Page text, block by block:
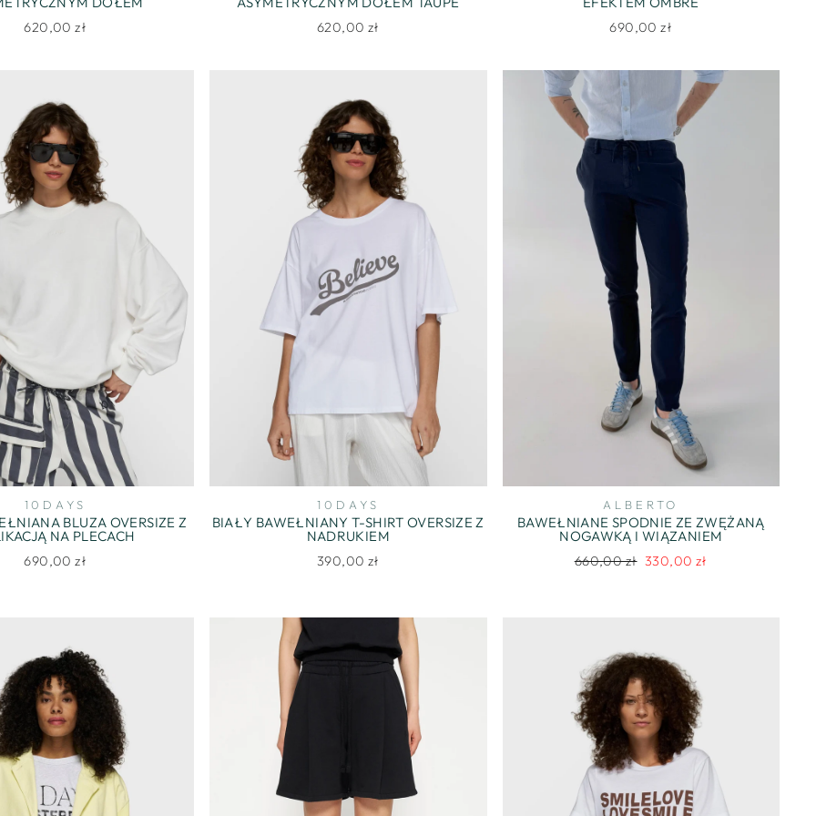
620,00 zł 620,00 zł 690,00 zł
10DAYS
BLUZA OVERSIZE Z
NA PLECACH
690,00 zł
10DAYS
BIAŁY BAWEŁNIANY T-SHIRT OVERSIZE Z
NADRUKIEM
390,00 zł
ALBERTO
BAWEŁNIANE SPODNIE ZE ZWĘŻANĄ
NOGAWKĄ I WIĄZANIEM
Regularna
660,00 zł Cena
330,00 zł